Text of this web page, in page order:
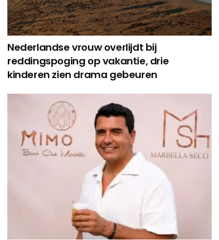
Nederlandse vrouw overlijdt bij
reddingspoging op vakantie, drie
kinderen zien drama gebeuren